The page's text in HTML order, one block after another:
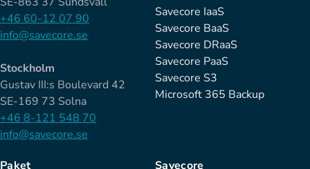
+46 60-12 07 90
info@savecore.se
Stockholm
Gustav III:s Boulevard 42
SE-169 73 Solna
+46 8-121 548 70
info@savecore.se
Savecore IaaS
Savecore BaaS
Savecore DRaaS
Savecore PaaS
Savecore S3
Microsoft 365 Backup
Paket Savecore